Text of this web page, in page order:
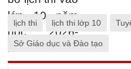
lịch thi lịch thi lớp 10
Sở Giáo dục và Đào tạo